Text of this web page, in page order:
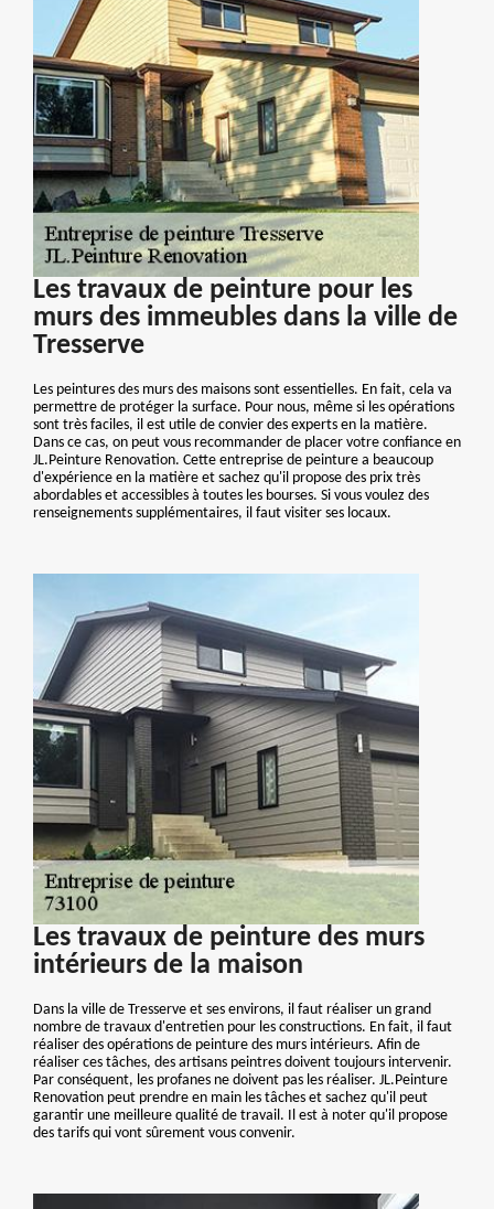
Les travaux de peinture pour les
murs des immeubles dans la ville de
Tresserve
Les peintures des murs des maisons sont essentielles. En fait, cela va
permettre de protéger la surface. Pour nous, même si les opérations
sont très faciles, il est utile de convier des experts en la matière.
Dans ce cas, on peut vous recommander de placer votre confiance en
JL.Peinture Renovation. Cette entreprise de peinture a beaucoup
d'expérience en la matière et sachez qu'il propose des prix très
abordables et accessibles à toutes les bourses. Si vous voulez des
renseignements supplémentaires, il faut visiter ses locaux.
Les travaux de peinture des murs
intérieurs de la maison
Dans la ville de Tresserve et ses environs, il faut réaliser un grand
nombre de travaux d'entretien pour les constructions. En fait, il faut
réaliser des opérations de peinture des murs intérieurs. Afin de
réaliser ces tâches, des artisans peintres doivent toujours intervenir.
Par conséquent, les profanes ne doivent pas les réaliser. JL.Peinture
Renovation peut prendre en main les tâches et sachez qu'il peut
garantir une meilleure qualité de travail. Il est à noter qu'il propose
des tarifs qui vont sûrement vous convenir.